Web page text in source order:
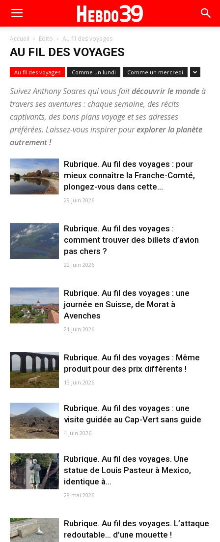
Accueil Edito Au fil des voyages
AU FIL DES VOYAGES
Au fil des voyages Comme un lundi Comme un mercredi
SuivezAnthony Soaresqui vous faitdécouvrir le mondeà
travers ses aventures : chaque semaine, des récits
captivants, des bons plans voyage et ses adresses
préférées. Laissez-vous inspirer pourexplorer la planète
autrement!
Rubrique. Au fil des voyages : pour
mieux connaître la Franche-Comté,
plongez-vous dans cette...
29 juin 2026
Rubrique. Au fil des voyages :
comment trouver des billets d’avion
pas chers ?
22 juin 2026
Rubrique. Au fil des voyages : une
journée en Suisse, de Morat à
Avenches
21 juin 2026
Rubrique. Au fil des voyages : Même
produit pour des prix différents !
13 juin 2026
Rubrique. Au fil des voyages : une
visite guidée au Cap-Vert sans guide
4 juin 2026
Rubrique. Au fil des voyages. Une
statue de Louis Pasteur à Mexico,
identique à...
28 mai 2026
Rubrique. Au fil des voyages. L’attaque
redoutable… d’une mouette !